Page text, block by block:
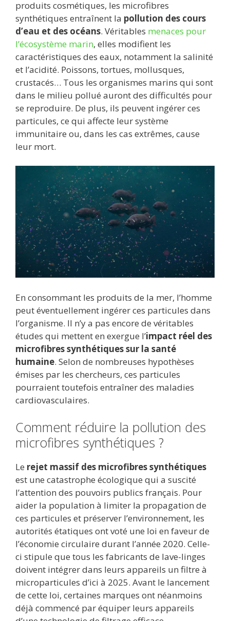
produits cosmétiques, les microfibres
synthétiques entraînent la pollution des cours
d’eau et des océans. Véritables menaces pour
l’écosystème marin, elles modifient les
caractéristiques des eaux, notamment la salinité
et l’acidité. Poissons, tortues, mollusques,
crustacés… Tous les organismes marins qui sont
dans le milieu pollué auront des difficultés pour
se reproduire. De plus, ils peuvent ingérer ces
particules, ce qui affecte leur système
immunitaire ou, dans les cas extrêmes, cause
leur mort.
En consommant les produits de la mer, l’homme
peut éventuellement ingérer ces particules dans
l’organisme. Il n’y a pas encore de véritables
études qui mettent en exergue l’impact réel des
microfibres synthétiques sur la santé
humaine. Selon de nombreuses hypothèses
émises par les chercheurs, ces particules
pourraient toutefois entraîner des maladies
cardiovasculaires.
Comment réduire la pollution des
microfibres synthétiques ?
Le rejet massif des microfibres synthétiques
est une catastrophe écologique qui a suscité
l’attention des pouvoirs publics français. Pour
aider la population à limiter la propagation de
ces particules et préserver l’environnement, les
autorités étatiques ont voté une loi en faveur de
l’économie circulaire durant l’année 2020. Celle-
ci stipule que tous les fabricants de lave-linges
doivent intégrer dans leurs appareils un filtre à
microparticules d’ici à 2025. Avant le lancement
de cette loi, certaines marques ont néanmoins
déjà commencé par équiper leurs appareils